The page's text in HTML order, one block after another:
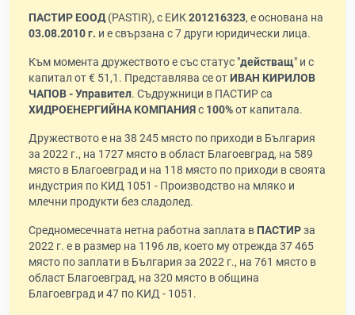
ПАСТИР ЕООД(PASTIR), с ЕИК201216323, е основана на
03.08.2010 г. и е свързана с 7 други юридически лица.
Към момента дружеството е със статус "действащ" и с
капитал от € 51,1. Представлява се отИВАН КИРИЛОВ
ЧАПОВ - Управител. Съдружници в ПАСТИР са
ХИДРОЕНЕРГИЙНА КОМПАНИЯс 100%от капитала.
Дружеството е на 38 245 място по приходи в България
за 2022 г., на 1727 място в област Благоевград, на 589
място в Благоевград и на 118 място по приходи в своята
индустрия по КИД 1051 - Производство на мляко и
млечни продукти без сладолед.
Средномесечната нетна работна заплата в ПАСТИРза
2022 г. е в размер на 1196 лв, което му отрежда 37 465
място по заплати в България за 2022 г., на 761 място в
област Благоевград, на 320 място в община
Благоевград и 47 по КИД - 1051.